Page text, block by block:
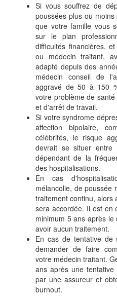
Si vous souffrez de
poussées plus ou
que votre famille vous
sur le plan
difficultés financières,
ou médecin traitant,
adapté depuis des
médecin conseil de
aggravé de 50 à 150
votre problème de
et d'arrêt de travail.
Si votre syndrome
affection bipolaire,
célébrités, le risque
devrait se situer
dépendant de la
des hospitalisations.
En cas
mélancolie, de poussée
traitement continu, alors
sera accordée. Il est en
minimum 5 ans après
avoir aucun traitement.
En cas de tentative de
demander de faire
votre médecin traitant.
ans après une
par une assureur et
burnout.